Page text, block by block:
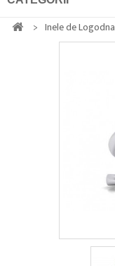
> Inele de Logodna